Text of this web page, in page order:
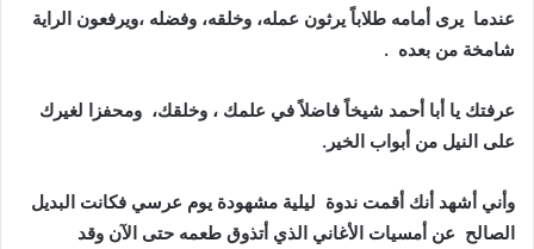
عندما يرى أمامه طلاباً يرثون عمله، وخلقه، وفضله ،ويرفعون الراية
شامخة من بعده .
عرفتك يا أبا أحمد شيخاً فاضلاً في علمك ، وخلقك، ومحفزا لغيرك
على النيل من أبواب الخير.
وأني أشهد أنك أقمت ندوة ليلية مشهودة يوم عرسي فكانت البديل
الصالح عن أمسيات الأغاني الذي أتذوق طعمه حتى الآن وقد